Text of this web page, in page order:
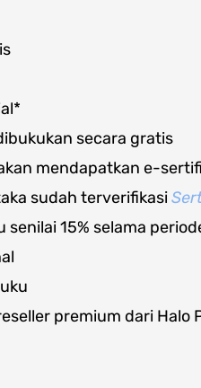
secara gratis
mendapatkan e-
sudah terverifikasi
15% selama
premium dari Halo